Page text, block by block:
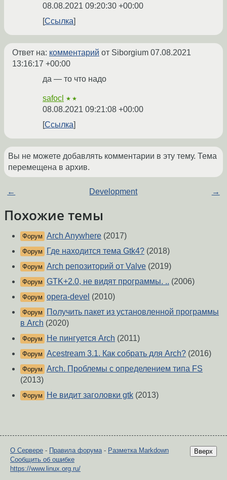
08.08.2021 09:20:30 +00:00
Ссылка
Ответ на: комментарий от Siborgium 07.08.2021
13:16:17 +00:00
да — то что надо
safocl ★★
08.08.2021 09:21:08 +00:00
Ссылка
Вы не можете добавлять комментарии в эту тему. Тема
перемещена в архив.
← Development →
Похожие темы
Форум Arch Anywhere (2017)
Форум Где находится тема Gtk4? (2018)
Форум Arch репозиторий от Valve (2019)
Форум GTK+2.0, не видят программы. .. (2006)
Форум opera-devel (2010)
Форум
Получить пакет из установленной программы
в Arch (2020)
Форум Не пингуется Arch (2011)
Форум Acestream 3.1. Как собрать для Arch? (2016)
Форум Arch. Проблемы с определением типа FS
(2013)
Форум Не видит заголовки gtk (2013)
Вверх
О Сервере - Правила форума- Разметка Markdown
Сообщить об ошибке
https://www.linux.org.ru/